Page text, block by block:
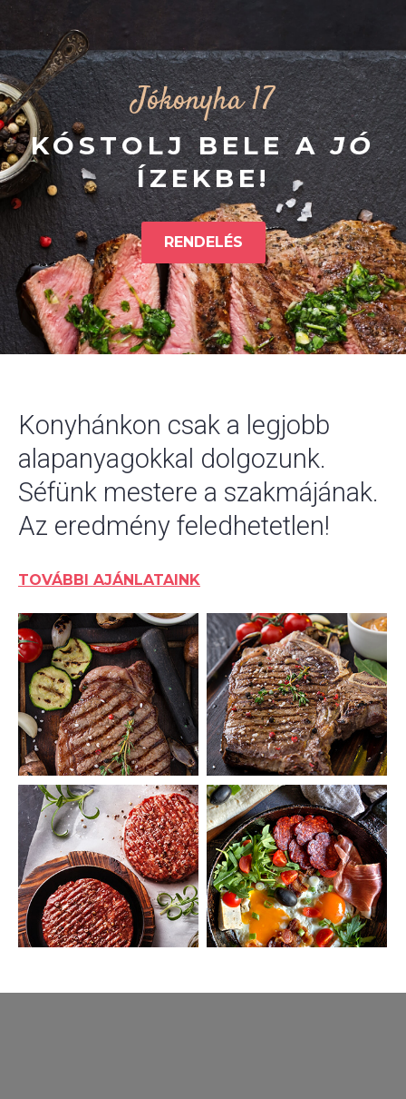
Jókonyha 17
KÓSTOLJ BELE AJÓ
ÍZEKBE!
RENDELÉS
Konyhánkon csak a legjobb
alapanyagokkal dolgozunk.
Séfünk mestere a szakmájának.
Az eredmény feledhetetlen!
TOVÁBBI AJÁNLATAINK